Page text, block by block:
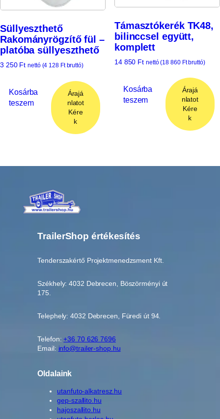
Süllyeszthető
Rakományrögzítő fül –
platóba süllyeszthető
3 250 Ft nettó (4 128 Ftbruttó)
Kosárba
teszem
Árajá
nlatot
Kére
k
Támasztókerék TK48,
bilinccsel együtt,
komplett
14 850 Ft nettó (18 860 Ftbruttó)
Kosárba
teszem
Árajá
nlatot
Kére
k
TrailerShop értékesítés
Tenderszakértő Projektmenedzsment Kft.
Székhely: 4032 Debrecen, Böszörményi út
175.
Telephely: 4032 Debrecen, Füredi út 94.
Telefon:+36 70 626 7696
Email: info@trailer-shop.hu
Oldalaink
utanfuto-alkatresz.hu
gep-szallito.hu
hajoszallito.hu